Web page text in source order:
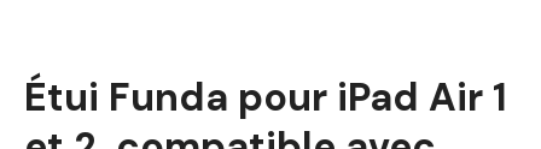
Étui Funda pour iPad Air 1